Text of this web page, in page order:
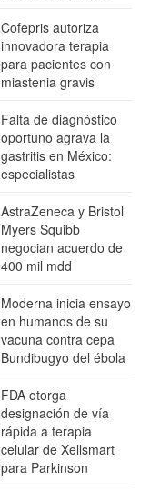
Cofepris autoriza
innovadora terapia
para pacientes con
miastenia gravis
Falta de diagnóstico
oportuno agrava la
gastritis en México:
especialistas
AstraZeneca y Bristol
Myers Squibb
negocian acuerdo de
400 mil mdd
Moderna inicia ensayo
en humanos de su
vacuna contra cepa
Bundibugyo del ébola
FDA otorga
designación de vía
rápida a terapia
celular de Xellsmart
para Parkinson